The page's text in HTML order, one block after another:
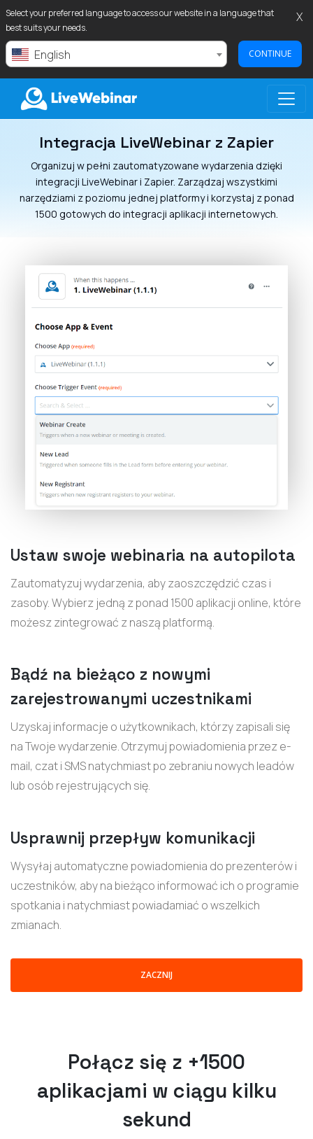
Select your preferred language to access our website in a language that
best suits your needs.
English CONTINUE
X
LIVEWEBINAR.COM
Integracja LiveWebinar z Zapier
Organizuj w pełni zautomatyzowane wydarzenia dzięki
integracji LiveWebinar i Zapier. Zarządzaj wszystkimi
narzędziami z poziomu jednej platformy i korzystaj z ponad
1500 gotowych do integracji aplikacji internetowych.
Ustaw swoje webinaria na autopilota
Zautomatyzuj wydarzenia, aby zaoszczędzić czas i
zasoby. Wybierz jedną z ponad 1500 aplikacji online, które
możesz zintegrować z naszą platformą.
Bądź na bieżąco z nowymi
zarejestrowanymi uczestnikami
Uzyskaj informacje o użytkownikach, którzy zapisali się
na Twoje wydarzenie. Otrzymuj powiadomienia przez e-
mail, czat i SMS natychmiast po zebraniu nowych leadów
lub osób rejestrujących się.
Usprawnij przepływ komunikacji
Wysyłaj automatyczne powiadomienia do prezenterów i
uczestników, aby na bieżąco informować ich o programie
spotkania i natychmiast powiadamiać o wszelkich
zmianach.
ZACZNIJ
Połącz się z +1500
aplikacjami w ciągu kilku
sekund